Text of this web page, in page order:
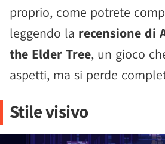
proprio, come potrete
leggendo la recensione di
the Elder Tree, un gioco
aspetti, ma si perde
Stile visivo